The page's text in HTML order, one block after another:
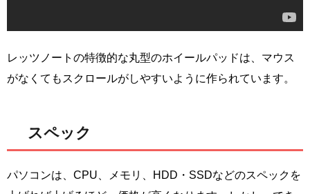
レッツノートの特徴的な丸型のホイールパッドは、マウス
がなくてもスクロールがしやすいように作られています。
スペック
パソコンは、CPU、メモリ、HDD・SSDなどのスペックを